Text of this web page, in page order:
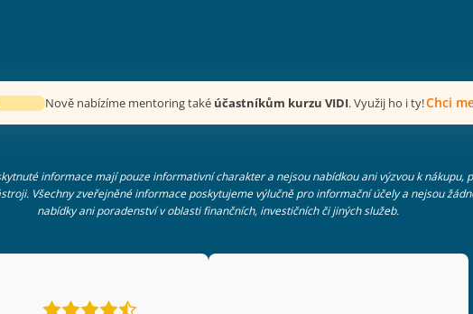
Nově nabízíme mentoring také účastníkům kurzu VIDI. Využij ho i ty!Chci
informace mají pouze informativní charakter a nejsou nabídkou ani výzvou k nákupu,
Všechny zveřejněné informace poskytujeme výlučně pro informační účely a nejsou
nabídky ani poradenství v oblasti finančních, investičních či jiných služeb.